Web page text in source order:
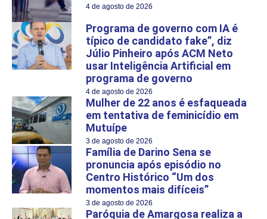
4 de agosto de 2026
Programa de governo com IA é
típico de candidato fake”, diz
Júlio Pinheiro após ACM Neto
usar Inteligência Artificial em
programa de governo
4 de agosto de 2026
Mulher de 22 anos é esfaqueada
em tentativa de feminicídio em
Mutuípe
3 de agosto de 2026
Família de Darino Sena se
pronuncia após episódio no
Centro Histórico “Um dos
momentos mais difíceis”
3 de agosto de 2026
Paróquia de Amargosa realiza a